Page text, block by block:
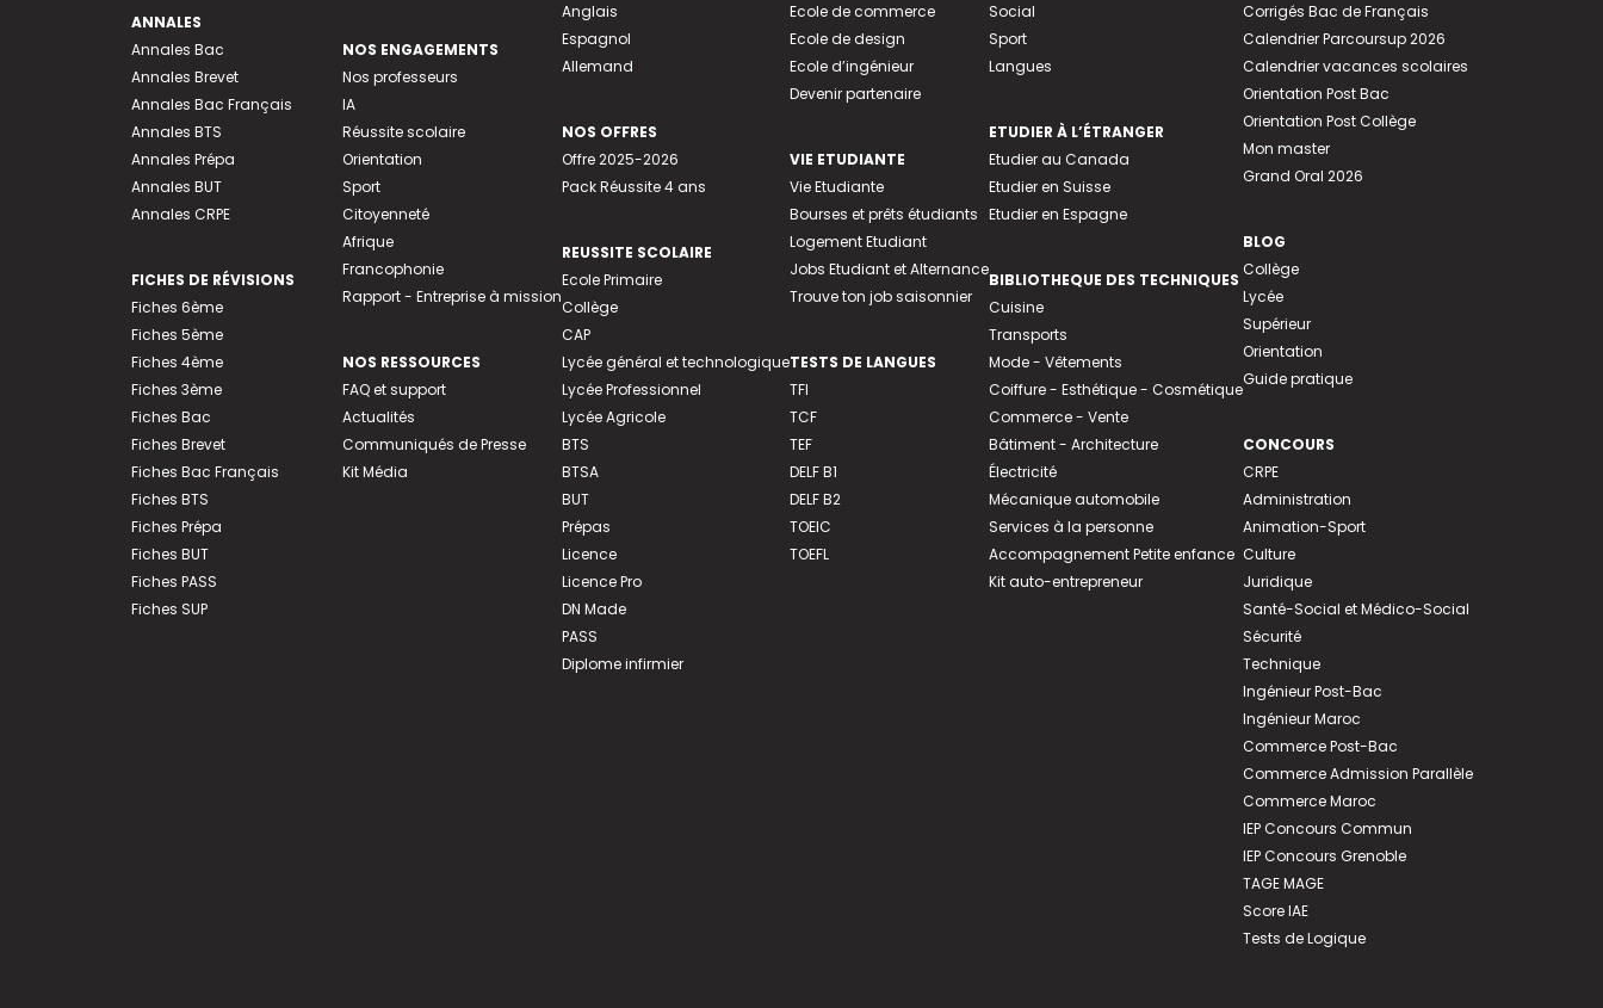
ANNALES
Annales Bac
Annales Brevet
Annales Bac Français
Annales BTS
Annales Prépa
Annales BUT
Annales CRPE
FICHES DE RÉVISIONS
Fiches 6ème
Fiches 5ème
Fiches 4ème
Fiches 3ème
Fiches Bac
Fiches Brevet
Fiches Bac Français
Fiches BTS
Fiches Prépa
Fiches BUT
Fiches PASS
Fiches SUP
NOS ENGAGEMENTS
Nos professeurs
IA
Réussite scolaire
Orientation
Sport
Citoyenneté
Afrique
Francophonie
Rapport - Entreprise à mission
NOS RESSOURCES
FAQ et support
Actualités
Communiqués de Presse
Kit Média
Anglais
Espagnol
Allemand
NOS OFFRES
Offre 2025-2026
Pack Réussite 4 ans
REUSSITE SCOLAIRE
Ecole Primaire
Collège
CAP
Lycée général et technologique
Lycée Professionnel
Lycée Agricole
BTS
BTSA
BUT
Prépas
Licence
Licence Pro
DN Made
PASS
Diplome infirmier
Ecole de commerce
Ecole de design
Ecole d’ingénieur
Devenir partenaire
VIE ETUDIANTE
Vie Etudiante
Bourses et prêts étudiants
Logement Etudiant
Jobs Etudiant et Alternance
Trouve ton job saisonnier
TESTS DE LANGUES
TFI
TCF
TEF
DELF B1
DELF B2
TOEIC
TOEFL
Social
Sport
Langues
ETUDIER À L’ÉTRANGER
Etudier au Canada
Etudier en Suisse
Etudier en Espagne
BIBLIOTHEQUE DES TECHNIQUES
Cuisine
Transports
Mode - Vêtements
Coiffure - Esthétique - Cosmétique
Commerce - Vente
Bâtiment - Architecture
Électricité
Mécanique automobile
Services à la personne
Accompagnement Petite enfance
Kit auto-entrepreneur
Corrigés Bac de Français
Calendrier Parcoursup 2026
Calendrier vacances scolaires
Orientation Post Bac
Orientation Post Collège
Mon master
Grand Oral 2026
BLOG
Collège
Lycée
Supérieur
Orientation
Guide pratique
CONCOURS
CRPE
Administration
Animation-Sport
Culture
Juridique
Santé-Social et Médico-Social
Sécurité
Technique
Ingénieur Post-Bac
Ingénieur Maroc
Commerce Post-Bac
Commerce Admission Parallèle
Commerce Maroc
IEP Concours Commun
IEP Concours Grenoble
TAGE MAGE
Score IAE
Tests de Logique